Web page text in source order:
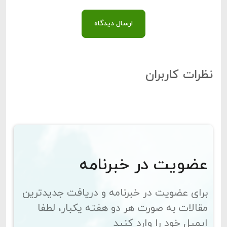
ارسال دیدگاه
نظرات کاربران
عضویت در خبرنامه
برای عضویت در خبرنامه و دریافت جدیدترین
مقالات به صورت هر دو هفته یکبار، لطفا
ایمیل خود را وارد کنید